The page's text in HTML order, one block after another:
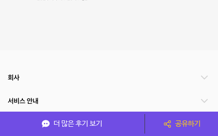
더 많은 후기 보기 공유하기
회사
서비스 안내